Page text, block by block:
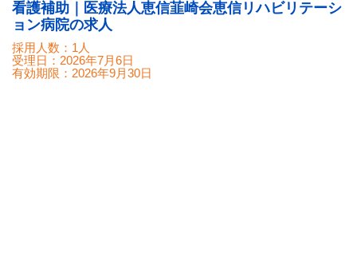
看護補助｜医療法人恵信韮崎会恵信リハビリテーシ
ョン病院の求人
採用人数：1人
受理日： 2026年7月6日
有効期限： 2026年9月30日